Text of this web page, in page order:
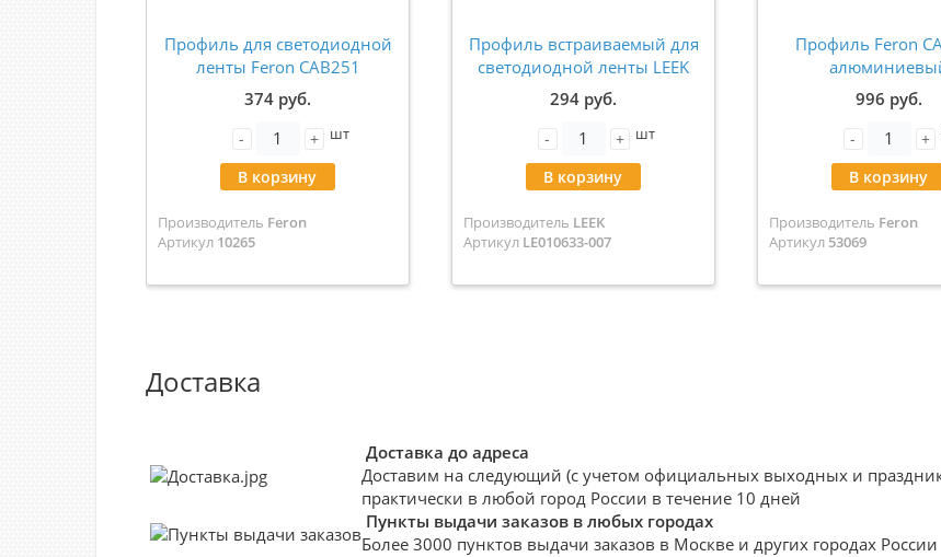
Профиль для светодиодной
ленты Feron CAB251
алюминиевый
встраиваемый серебро 2
метра 10265 (ALP-40)
374 руб.
- + шт
В корзину
Производитель Feron
Артикул 10265
Профиль встраиваемый для
светодиодной ленты LEEK
PRO 2000x22х7мм цв.
Черный LE010633-007
294 руб.
- + шт
В корзину
Производитель LEEK
Артикул LE010633-007
Профиль Feron
встраиваемый
серебро 53069
996 руб.
- +
В корзину
Производитель Feron
Артикул 53069
Доставка
Доставка до адреса
Доставим на следующий (с учетом официальных выходных и
практически в любой город России в течение 10 дней
Пункты выдачи заказов в любых городах
Более 3000 пунктов выдачи заказов в Москве и других городах России